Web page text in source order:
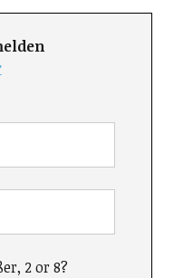
2 or 8?